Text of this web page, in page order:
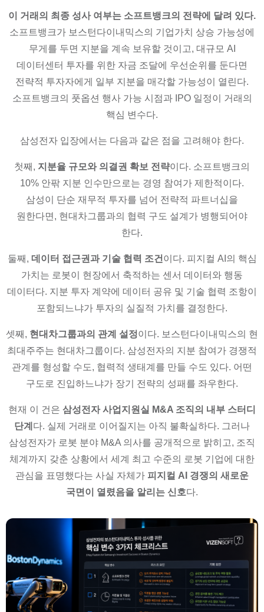
이 거래의 최종 성사 여부는 소프트뱅크의 전략에 달려 있다.
소프트뱅크가 보스턴다이내믹스의 기업가치 상승 가능성에
무게를 두면 지분을 계속 보유할 것이고, 대규모 AI
데이터센터 투자를 위한 자금 조달에 우선순위를 둔다면
전략적 투자자에게 일부 지분을 매각할 가능성이 열린다.
소프트뱅크의 풋옵션 행사 가능 시점과 IPO 일정이 거래의
핵심 변수다.
삼성전자 입장에서는 다음과 같은 점을 고려해야 한다.
첫째, 지분율 규모와 의결권 확보 전략이다. 소프트뱅크의
10% 안팎 지분 인수만으로는 경영 참여가 제한적이다.
삼성이 단순 재무적 투자를 넘어 전략적 파트너십을
원한다면, 현대차그룹과의 협력 구도 설계가 병행되어야
한다.
둘째, 데이터 접근권과 기술 협력 조건 이다. 피지컬 AI의 핵심
가치는 로봇이 현장에서 축적하는 센서 데이터와 행동
데이터다. 지분 투자 계약에 데이터 공유 및 기술 협력 조항이
포함되느냐가 투자의 실질적 가치를 결정한다.
셋째, 현대차그룹과의 관계 설정이다. 보스턴다이내믹스의 현
최대주주는 현대차그룹이다. 삼성전자의 지분 참여가 경쟁적
관계를 형성할 수도, 협력적 생태계를 만들 수도 있다. 어떤
구도로 진입하느냐가 장기 전략의 성패를 좌우한다.
현재 이 건은 삼성전자 사업지원실 M&A 조직의 내부 스터디
단계 다. 실제 거래로 이어질지는 아직 불확실하다. 그러나
삼성전자가 로봇 분야 M&A 의사를 공개적으로 밝히고, 조직
체계까지 갖춘 상황에서 세계 최고 수준의 로봇 기업에 대한
관심을 표명했다는 사실 자체가 피지컬 AI 경쟁의 새로운
국면이 열렸음을 알리는 신호다.